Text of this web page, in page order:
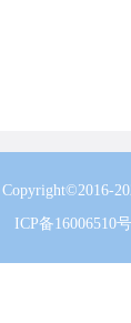
Copyright©2016-
ICP备16006510号